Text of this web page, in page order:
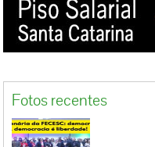
Fotos recentes